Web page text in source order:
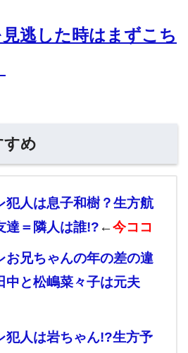
逃した時はまずこち
すめ
犯人は息子和樹？生方航
達＝隣人は誰!? ←今ココ
お兄ちゃんの年の差の違
中と松嶋菜々子は元夫
犯人は岩ちゃん!?生方予